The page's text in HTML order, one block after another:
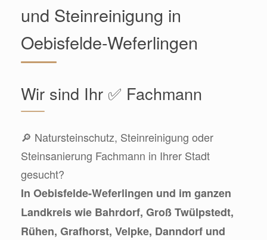
und Steinreinigung in
Oebisfelde-Weferlingen
Wir sind Ihr ✅ Fachmann
🔎 Natursteinschutz, Steinreinigung oder
Steinsanierung Fachmann in Ihrer Stadt
gesucht?
In Oebisfelde-Weferlingen und im ganzen
Landkreis wie Bahrdorf, Groß Twülpstedt,
Rühen, Grafhorst, Velpke, Danndorf und